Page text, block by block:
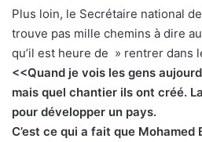
Plus loin, le Secrétaire national
trouve pas mille chemins à dire
qu’il est heure de » rentrer dans
<<Quand je vois les gens
mais quel chantier ils ont créé.
pour développer un pays.
C’est ce qui a fait que Mohamed